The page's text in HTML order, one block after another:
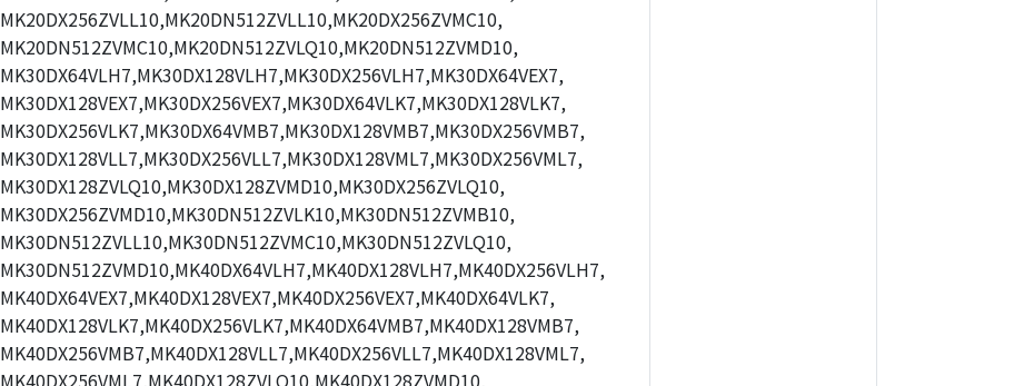
MK20DX256ZVLL10,MK20DN512ZVLL10,MK20DX256ZVMC10,
MK20DN512ZVMC10,MK20DN512ZVLQ10,MK20DN512ZVMD10,
MK30DX64VLH7,MK30DX128VLH7,MK30DX256VLH7,MK30DX64VEX7,
MK30DX128VEX7,MK30DX256VEX7,MK30DX64VLK7,MK30DX128VLK7,
MK30DX256VLK7,MK30DX64VMB7,MK30DX128VMB7,MK30DX256VMB7,
MK30DX128VLL7,MK30DX256VLL7,MK30DX128VML7,MK30DX256VML7,
MK30DX128ZVLQ10,MK30DX128ZVMD10,MK30DX256ZVLQ10,
MK30DX256ZVMD10,MK30DN512ZVLK10,MK30DN512ZVMB10,
MK30DN512ZVLL10,MK30DN512ZVMC10,MK30DN512ZVLQ10,
MK30DN512ZVMD10,MK40DX64VLH7,MK40DX128VLH7,MK40DX256VLH7,
MK40DX64VEX7,MK40DX128VEX7,MK40DX256VEX7,MK40DX64VLK7,
MK40DX128VLK7,MK40DX256VLK7,MK40DX64VMB7,MK40DX128VMB7,
MK40DX256VMB7,MK40DX128VLL7,MK40DX256VLL7,MK40DX128VML7,
MK40DX256VML7,MK40DX128ZVLQ10,MK40DX128ZVMD10,